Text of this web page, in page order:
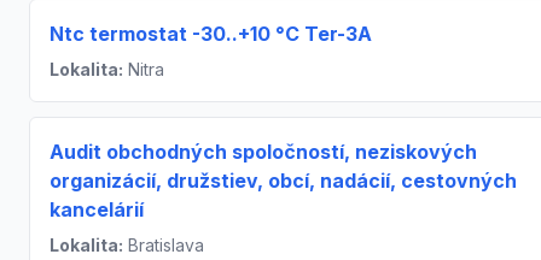
Ntc termostat -30..+10 °C Ter-3A
Lokalita: Nitra
Audit obchodných spoločností, neziskových
organizácií, družstiev, obcí, nadácií, cestovných
kancelárií
Lokalita: Bratislava